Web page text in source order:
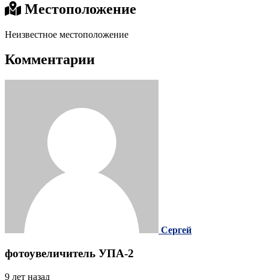
Местоположение
Неизвестное местоположение
Комментарии
Сергей
фотоувеличитель УПА-2
9 лет назад